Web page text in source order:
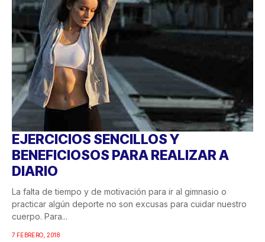
EJERCICIOS SENCILLOS Y
BENEFICIOSOS PARA REALIZAR A
DIARIO
La falta de tiempo y de motivación para ir al gimnasio o
practicar algún deporte no son excusas para cuidar nuestro
cuerpo. Para...
7 FEBRERO, 2018